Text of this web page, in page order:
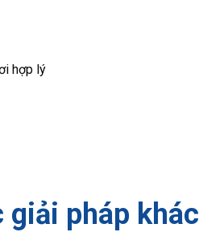
hợp lý
giải pháp khác